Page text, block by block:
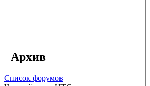
Архив
Список форумов